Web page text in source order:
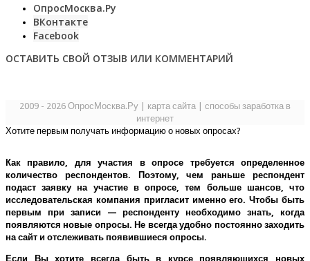
ОпросМосква.Ру
ВКонтакте
Facebook
ОСТАВИТЬ СВОЙ ОТЗЫВ ИЛИ КОММЕНТАРИЙ
2009 - 2026 ОпросМосква.Ру карта сайта
способы заработка в
интернет
Хотите первым получать информацию о новых опросах?
Как правило, для участия в опросе требуется определенное
количество респондентов. Поэтому, чем раньше респондент
подаст заявку на участие в опросе, тем больше шансов, что
исследовательская компания пригласит именно его.Чтобы быть
первым при записи — респонденту необходимо знать, когда
появляются новые опросы. Не всегда удобно постоянно заходить
на сайт и отслеживать появившиеся опросы.
Если Вы хотите всегда быть в курсе появляющихся новых